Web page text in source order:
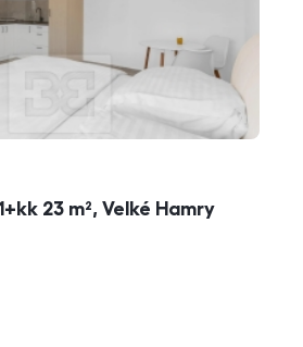
23 m², Velké Hamry